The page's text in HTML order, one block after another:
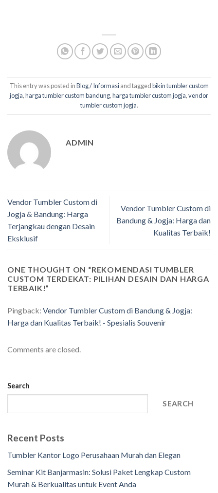
This entry was posted inBlog / Informasiand taggedbikin tumbler custom
jogja,harga tumbler custom bandung,harga tumbler custom jogja,vendor
tumbler custom jogja.
ADMIN
Vendor Tumbler Custom di
Jogja & Bandung: Harga
Terjangkau dengan Desain
Eksklusif
Vendor Tumbler Custom di
Bandung & Jogja: Harga dan
Kualitas Terbaik!
ONE THOUGHT ON “REKOMENDASI TUMBLER
CUSTOM TERDEKAT: PILIHAN DESAIN DAN HARGA
TERBAIK!”
Pingback: Vendor Tumbler Custom di Bandung & Jogja:
Harga dan Kualitas Terbaik! - Spesialis Souvenir
Comments are closed.
Search
SEARCH
Recent Posts
Tumbler Kantor Logo Perusahaan Murah dan Elegan
Seminar Kit Banjarmasin: Solusi Paket Lengkap Custom
Murah & Berkualitas untuk Event Anda